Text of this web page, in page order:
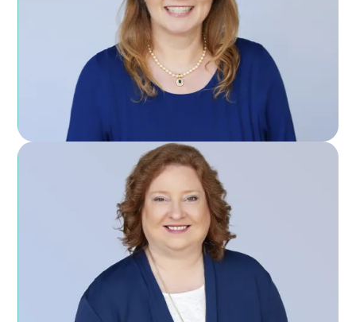
DEBBIE FREEMAN
REGISTRAIRE ET DIRECTRICE DES SERVICES AUX
ÉTUDIANTS
GAYLA CASSIDY BREWER
DIRECTRICE DES SERVICES BIBLIOTHÉCAIRES